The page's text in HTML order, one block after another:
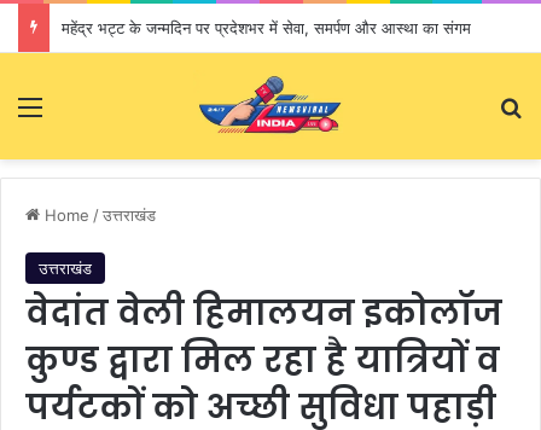
महेंद्र भट्ट के जन्मदिन पर प्रदेशभर में सेवा, समर्पण और आस्था का संगम
Home /उत्तराखंड
उत्तराखंड
वेदांत वेली हिमालयन इकोलॉज
कुण्ड द्वारा मिल रहा है यात्रियों व
पर्यटकों को अच्छी सुविधा पहाड़ी